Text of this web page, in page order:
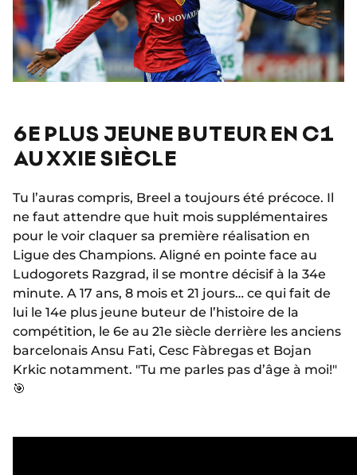
6E PLUS JEUNE BUTEUR EN C1
AU XXIE SIÈCLE
Tu l’auras compris, Breel a toujours été précoce. Il
ne faut attendre que huit mois supplémentaires
pour le voir claquer sa première réalisation en
Ligue des Champions. Aligné en pointe face au
Ludogorets Razgrad, il se montre décisif à la 34e
minute. A 17 ans, 8 mois et 21 jours… ce qui fait de
lui le 14e plus jeune buteur de l’histoire de la
compétition, le 6e au 21e siècle derrière les anciens
barcelonais Ansu Fati, Cesc Fàbregas et Bojan
Krkic notamment. "Tu me parles pas d’âge à moi!"
🎯